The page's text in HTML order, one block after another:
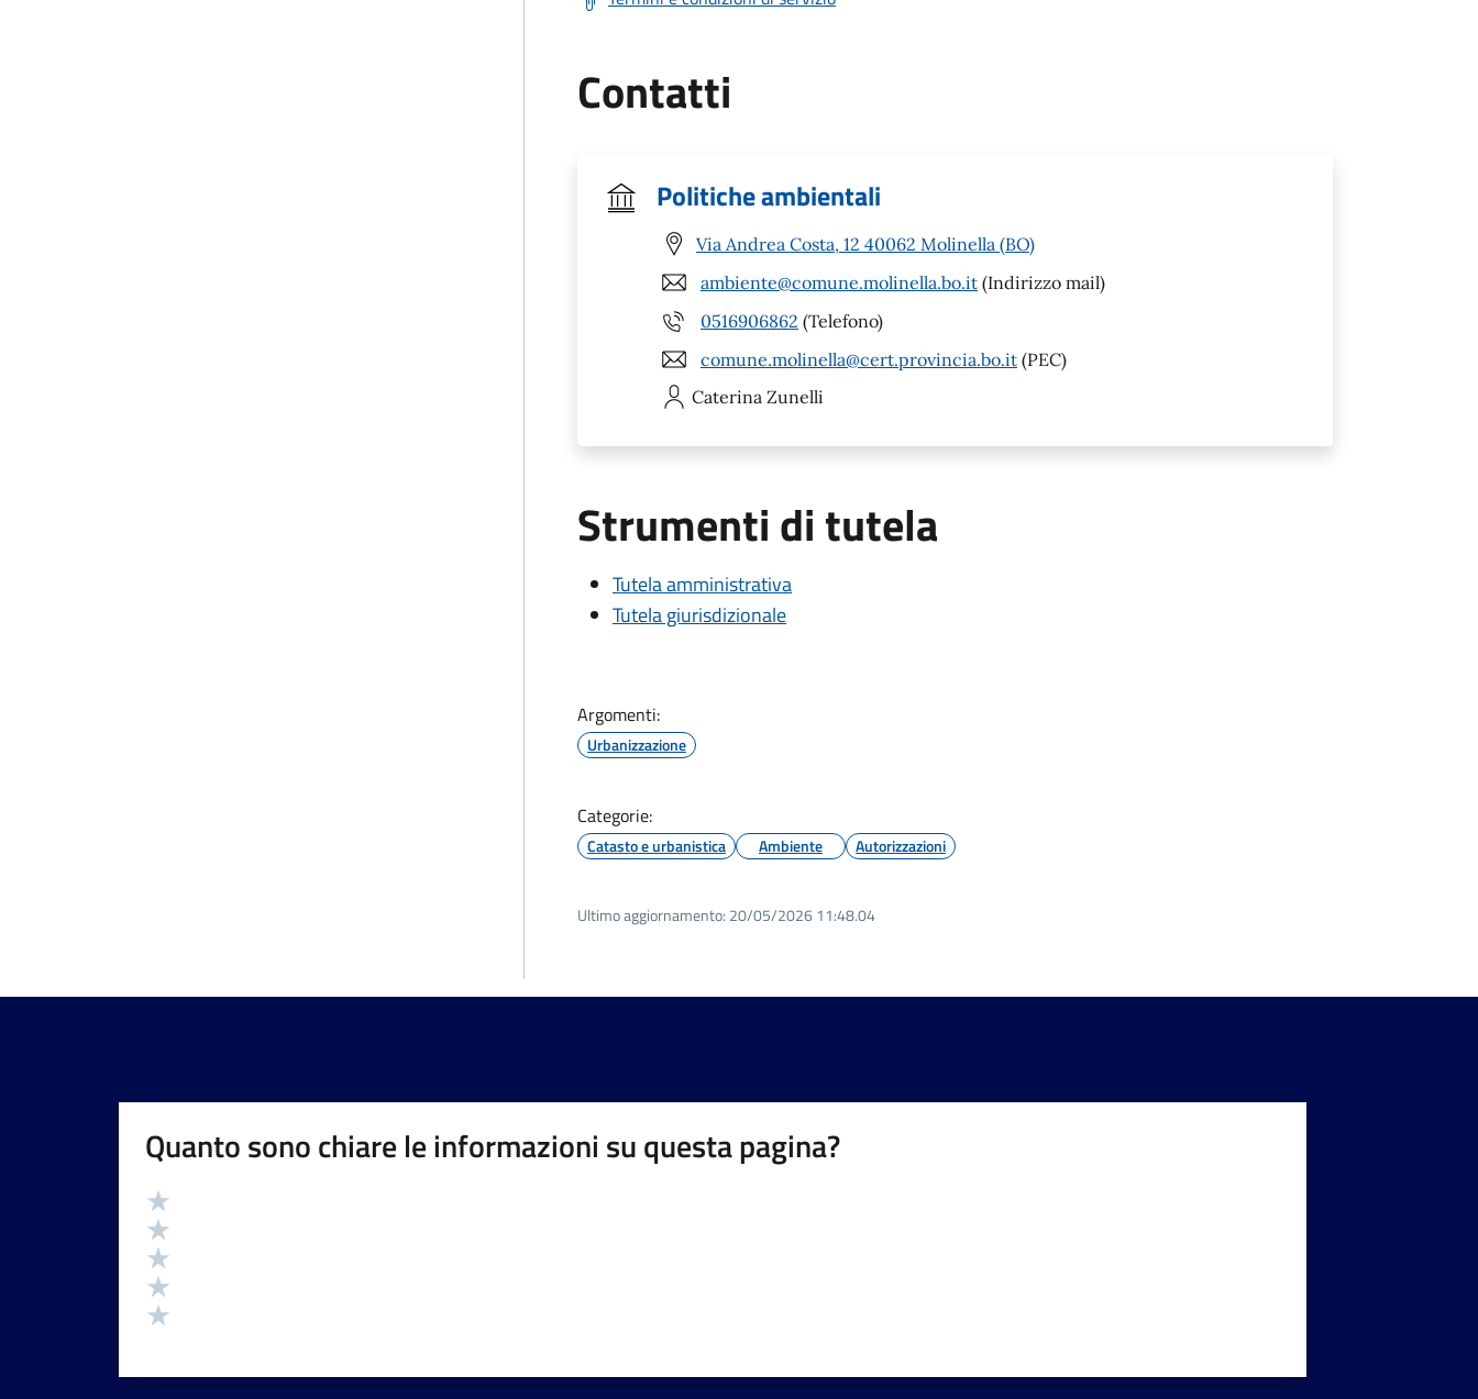
Contatti
Politiche ambientali
Via Andrea Costa, 12 40062 Molinella (BO)
ambiente@comune.molinella.bo.it (Indirizzo mail)
0516906862 (Telefono)
comune.molinella@cert.provincia.bo.it (PEC)
Caterina Zunelli
Strumenti di tutela
Tutela amministrativa
Tutela giurisdizionale
Argomenti:
Urbanizzazione
Categorie:
Catasto e urbanistica Ambiente Autorizzazioni
Ultimo aggiornamento: 20/05/2026 11:48.04
Quanto sono chiare le informazioni su questa pagina?
Valutazione